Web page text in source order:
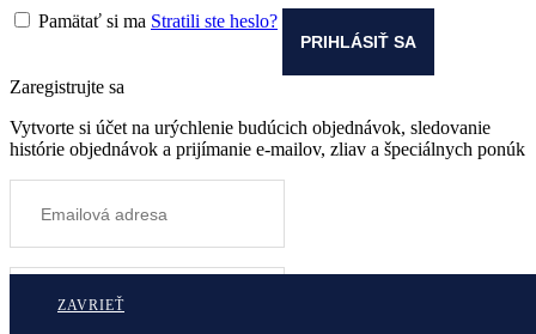
ZAVRIEŤ
Pamätať si ma Stratili ste heslo?
Zaregistrujte sa
Vytvorte si účet na urýchlenie budúcich objednávok, sledovanie
histórie objednávok a prijímanie e-mailov, zliav a špeciálnych ponúk